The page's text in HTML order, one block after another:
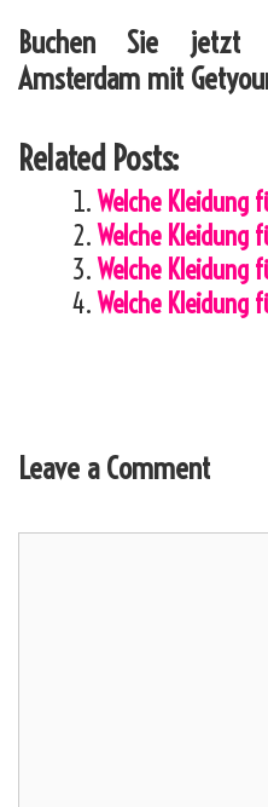
Buchen Sie jetzt
Amsterdam mit
Related Posts:
Welche Kleidung
Welche Kleidung
Welche Kleidung
Welche Kleidung
Leave a Comment